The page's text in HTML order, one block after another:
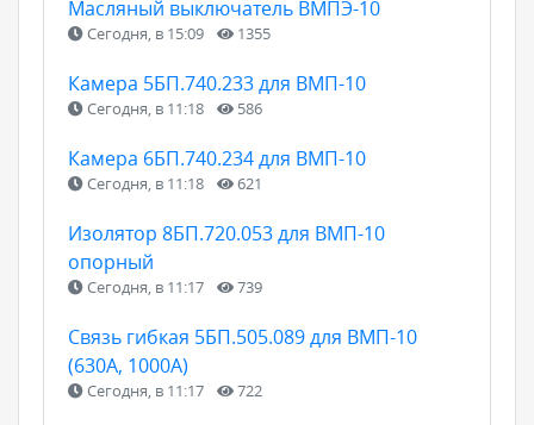
Масляный выключатель ВМПЭ-10
Сегодня, в 15:09 1355
Камера 5БП.740.233 для ВМП-10
Сегодня, в 11:18 586
Камера 6БП.740.234 для ВМП-10
Сегодня, в 11:18 621
Изолятор 8БП.720.053 для ВМП-10
опорный
Сегодня, в 11:17 739
Связь гибкая 5БП.505.089 для ВМП-10
(630А, 1000А)
Сегодня, в 11:17 722